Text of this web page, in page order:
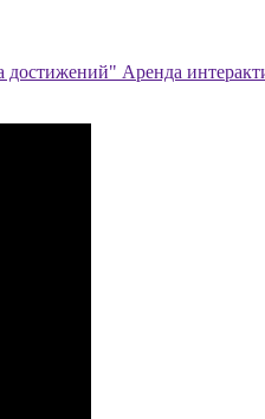
достижений" Аренда